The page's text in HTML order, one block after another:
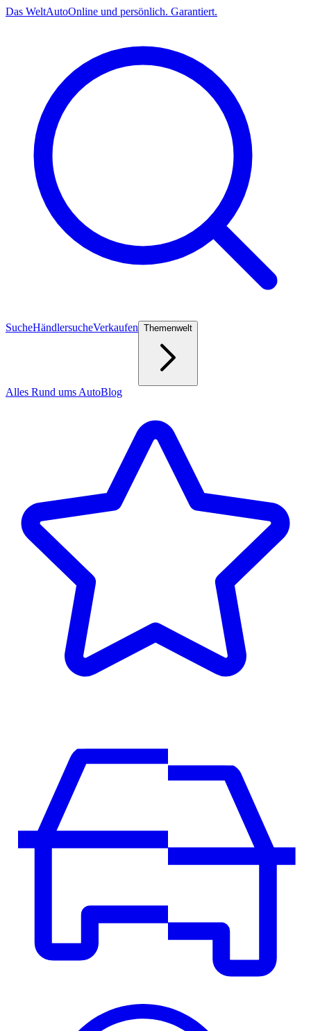
Das WeltAutoOnline und persönlich. Garantiert.
SucheHändlersucheVerkaufen Themenwelt
Alles Rund ums AutoBlog